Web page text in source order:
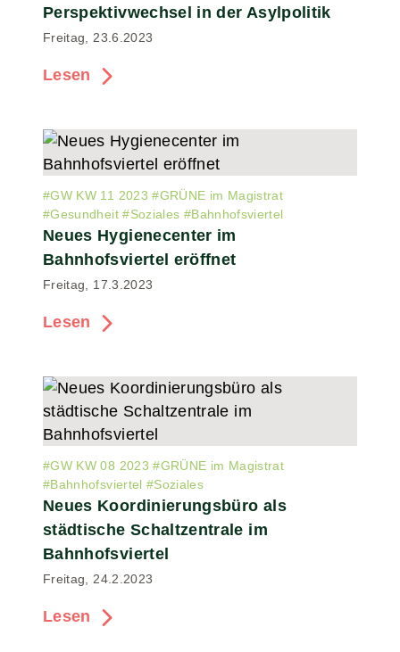
Perspektivwechsel in der Asylpolitik
Freitag, 23.6.2023
Lesen
#GW KW 11 2023 #GRÜNE im Magistrat
#Gesundheit #Soziales #Bahnhofsviertel
Neues Hygienecenter im
Bahnhofsviertel eröffnet
Freitag, 17.3.2023
Lesen
#GW KW 08 2023 #GRÜNE im Magistrat
#Bahnhofsviertel #Soziales
Neues Koordinierungsbüro als
städtische Schaltzentrale im
Bahnhofsviertel
Freitag, 24.2.2023
Lesen